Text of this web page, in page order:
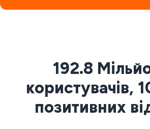
192.8
користувачів,
позитивних